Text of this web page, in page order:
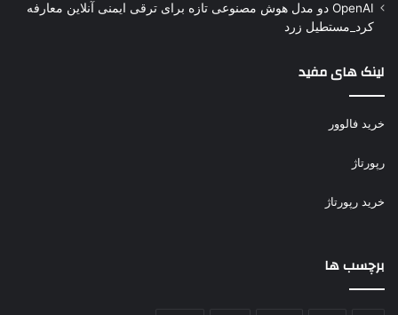
OpenAI دو مدل هوش مصنوعی تازه برای ترقی ایمنی آنلاین معارفه
کرد_مستطیل زرد
لینک های مفید
خرید فالوور
رپورتاژ
خرید رپورتاژ
برچسب ها